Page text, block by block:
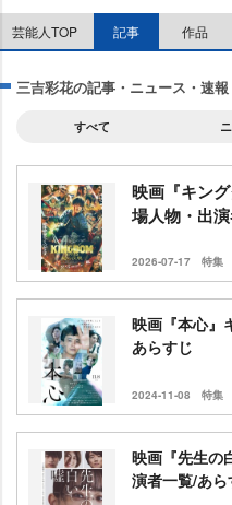
芸能人TOP 記事 作品
三吉彩花の記事・ニュース・速報
すべて
映画『キン
場人物・出
2026-07-17 特集
映画『本心』
あらすじ
2024-11-08 特集
映画『先生の
演者一覧/あら